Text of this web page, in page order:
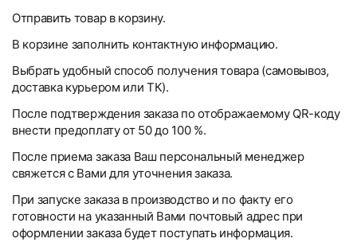
Отправить товар в корзину.
В корзине заполнить контактную информацию.
Выбрать удобный способ получения товара (самовывоз,
доставка курьером или ТК).
После подтверждения заказа по отображаемому QR-коду
внести предоплату от 50 до 100 %.
После приема заказа Ваш персональный менеджер
свяжется с Вами для уточнения заказа.
При запуске заказа в производство и по факту его
готовности на указанный Вами почтовый адрес при
оформлении заказа будет поступать информация.